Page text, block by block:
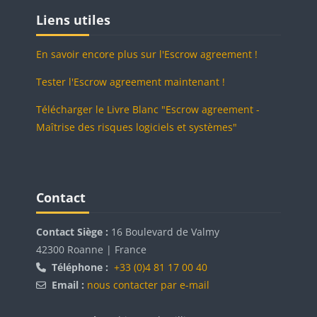
Blocs
Liens utiles
En savoir encore plus sur l'Escrow agreement !
Tester l'Escrow agreement maintenant !
Télécharger le Livre Blanc "Escrow agreement -
Maîtrise des risques logiciels et systèmes"
Blocs
Contact
Contact Siège : 16 Boulevard de Valmy
42300 Roanne | France
Téléphone : +33 (0)4 81 17 00 40
Email : nous contacter par e-mail